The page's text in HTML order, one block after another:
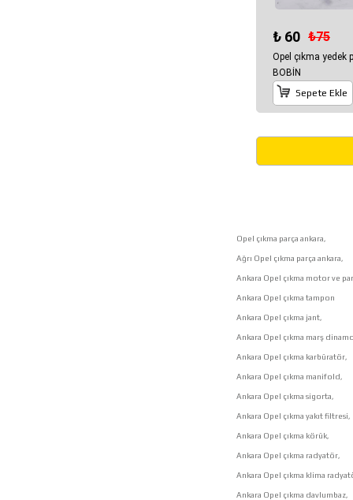
₺ 60 ₺75
Opel çıkma yedek
BOBİN
Sepete Ekle
Opel çıkma parça ankara,
Ağrı Opel çıkma parça ankara,
Ankara Opel çıkma motor ve
Ankara Opel çıkma tampon
Ankara Opel çıkma jant,
Ankara Opel çıkma marş
Ankara Opel çıkma karbüratör,
Ankara Opel çıkma manifold,
Ankara Opel çıkma sigorta,
Ankara Opel çıkma yakıt filtresi,
Ankara Opel çıkma körük,
Ankara Opel çıkma radyatör,
Ankara Opel çıkma klima
Ankara Opel çıkma davlumbaz,